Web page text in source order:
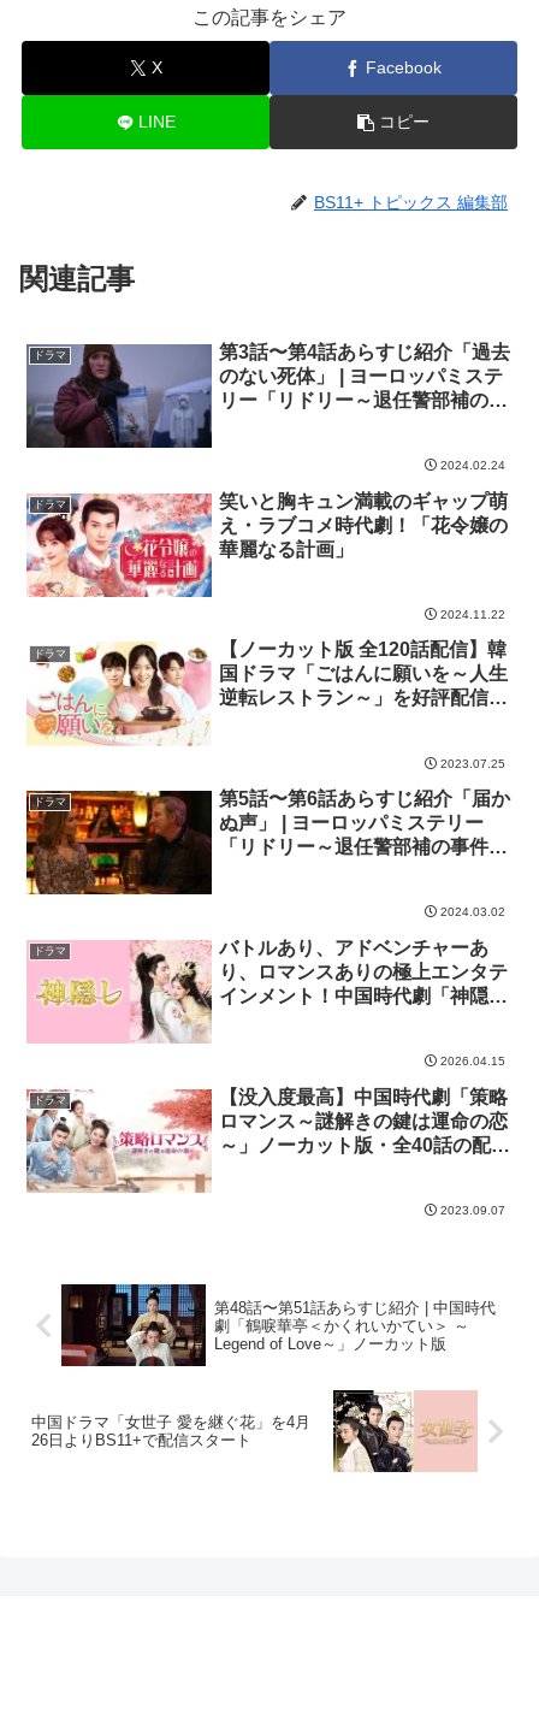
この記事をシェア
X Facebook
LINE コピー
BS11+ トピックス 編集部
関連記事
ドラマ
第3話〜第4話あらすじ紹介「過去
のない死体」 | ヨーロッパミステ
リー「リドリー～退任警部補の事
2024.02.24
ドラマ
笑いと胸キュン満載のギャップ萌
え・ラブコメ時代劇！「花令嬢の
華麗なる計画」
2024.11.22
ドラマ
【ノーカット版 全120話配信】韓
国ドラマ「ごはんに願いを～人生
逆転レストラン～」を好評配信
2023.07.25
ドラマ
第5話〜第6話あらすじ紹介「届か
ぬ声」 | ヨーロッパミステリー
「リドリー～退任警部補の事件
2024.03.02
ドラマ
バトルあり、アドベンチャーあ
り、ロマンスありの極上エンタテ
インメント！中国時代劇「神隠
2026.04.15
ドラマ
【没入度最高】中国時代劇「策略
ロマンス～謎解きの鍵は運命の恋
～」ノーカット版・全40話の配信
2023.09.07
第48話〜第51話あらすじ紹介 | 中国時代
劇「鶴唳華亭＜かくれいかてい＞ ～
Legend of Love～」ノーカット版
中国ドラマ「女世子 愛を継ぐ花」を4月
26日よりBS11+で配信スタート